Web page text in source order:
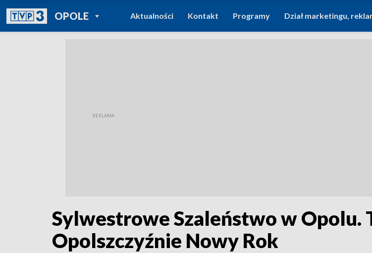
OPOLEPOWRÓT DO
TVP REGIONY
Aktualności Kontakt Programy Dział marketingu,
Sylwestrowe Szaleństwo w Opolu.
Opolszczyźnie Nowy Rok